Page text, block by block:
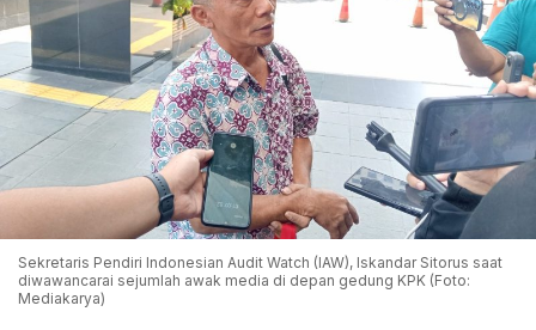
Sekretaris Pendiri Indonesian Audit Watch (IAW), Iskandar Sitorus saat
diwawancarai sejumlah awak media di depan gedung KPK (Foto:
Mediakarya)